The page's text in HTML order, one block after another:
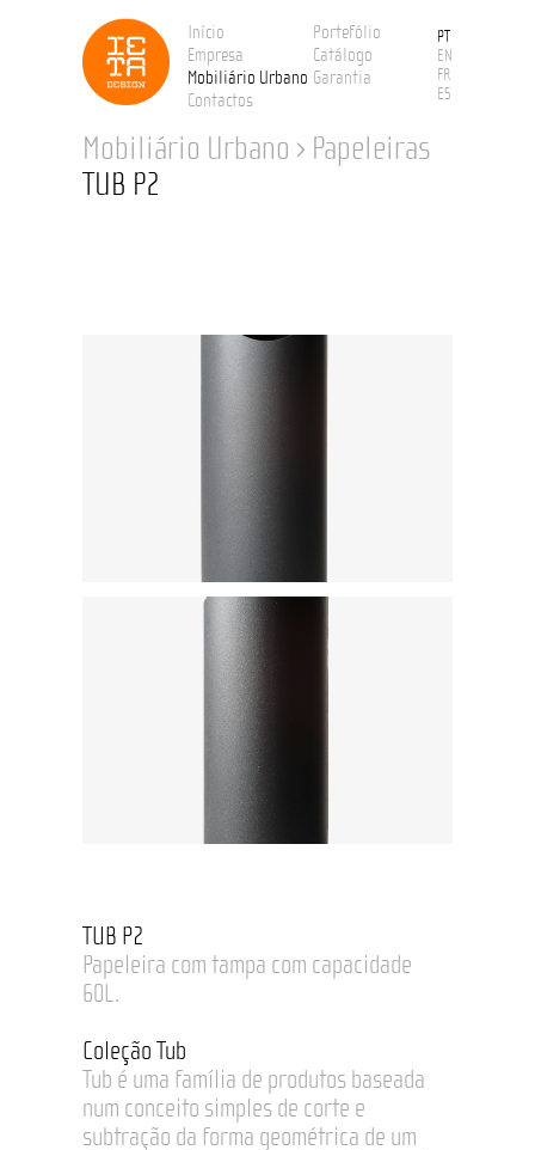
Início
Portefólio
Empresa
Catálogo
Mobiliário Urbano Garantia
Contactos
Mobiliário Urbano › Papeleiras
TUB P2
PT
EN
FR
ES
TUB P2
Papeleira com tampa com capacidade
60L.
Coleção Tub
Tub é uma família de produtos baseada
num conceito simples de corte e
subtração da forma geométrica de um